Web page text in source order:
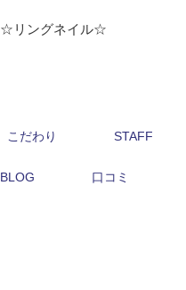
☆リングネイル☆
こだわり STAFF
BLOG 口コミ